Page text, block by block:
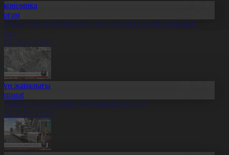
активтер есебінен тағы екі мектеп салынып
13:17
жаңалығы
заңсыз қазып жүргендер ұсталды
13:15